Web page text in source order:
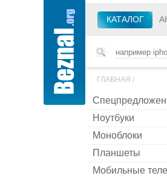
КАТАЛОГ
ГЛАВНАЯ /
Ноутбуки
Моноблоки
Планшеты
Мобильные